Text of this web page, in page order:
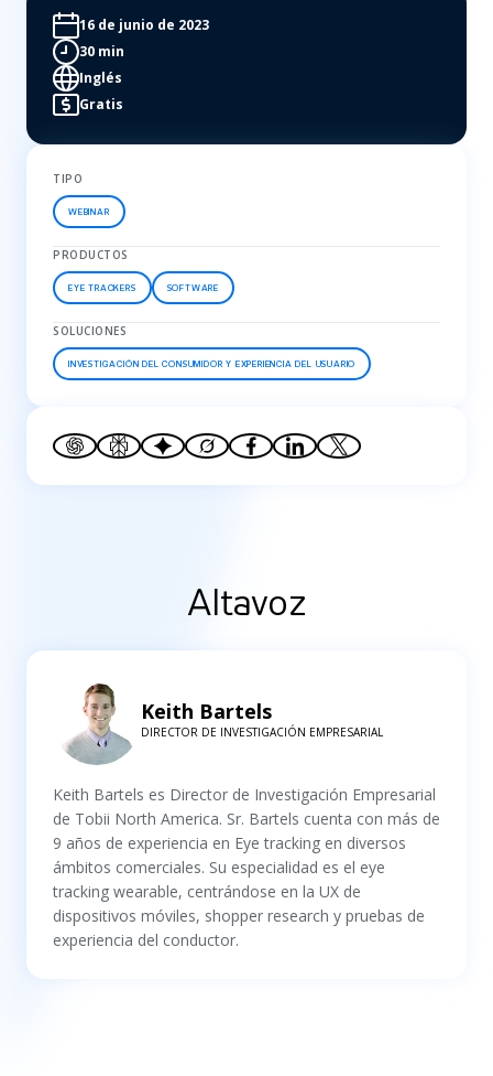
16 de junio de 2023
30 min
Inglés
Gratis
TIPO
WEBINAR
PRODUCTOS
EYE TRACKERS SOFTWARE
SOLUCIONES
INVESTIGACIÓN DEL CONSUMIDOR Y EXPERIENCIA DEL USUARIO
Altavoz
Keith Bartels
DIRECTOR DE INVESTIGACIÓN EMPRESARIAL
Keith Bartels es Director de Investigación Empresarial
de Tobii North America. Sr. Bartels cuenta con más de
9 años de experiencia en Eye tracking en diversos
ámbitos comerciales. Su especialidad es el eye
tracking wearable, centrándose en la UX de
dispositivos móviles, shopper research y pruebas de
experiencia del conductor.